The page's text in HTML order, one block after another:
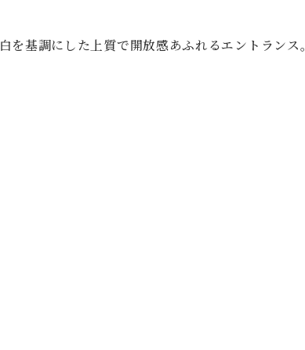
白を基調にした上質で開放感あふれるエントランス。